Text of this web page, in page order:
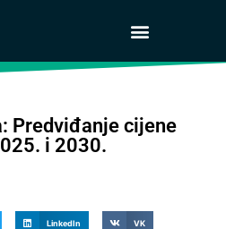
Predviđanje cijene
i 2030.
LinkedIn VK